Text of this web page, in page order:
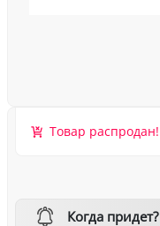
Товар распродан!
Когда придет?